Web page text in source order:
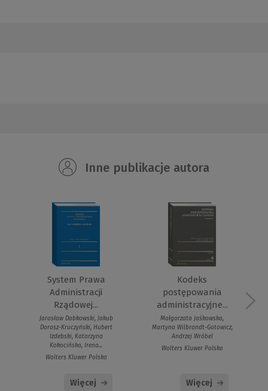
Inne publikacje autora
System Prawa
Administracji
Rządowej...
Jarosław Dobkowski, Jakub
Dorosz-Kruczyński, Hubert
Izdebski, Katarzyna
Kokocińska, Irena...
Wolters Kluwer Polska
Więcej
Kodeks
postępowania
administracyjne...
Małgorzata Jaśkowska,
Martyna Wilbrandt-Gotowicz,
Andrzej Wróbel
Wolters Kluwer Polska
Więcej